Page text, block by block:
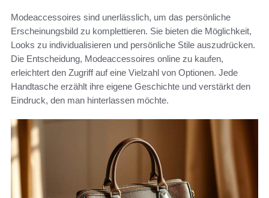
Modeaccessoires sind unerlässlich, um das persönliche
Erscheinungsbild zu komplettieren. Sie bieten die Möglichkeit,
Looks zu individualisieren und persönliche Stile auszudrücken.
Die Entscheidung, Modeaccessoires online zu kaufen,
erleichtert den Zugriff auf eine Vielzahl von Optionen. Jede
Handtasche erzählt ihre eigene Geschichte und verstärkt den
Eindruck, den man hinterlassen möchte.